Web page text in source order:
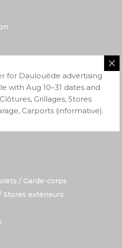
17h00
/ Garde-corps
Stores extérieurs